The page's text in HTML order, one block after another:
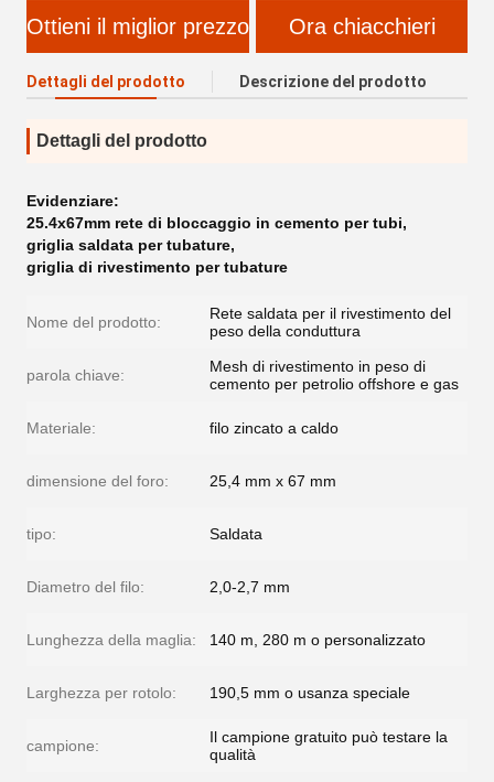
Ottieni il miglior prezzo Ora chiacchieri
Dettagli del prodotto Descrizione del prodotto
Dettagli del prodotto
Evidenziare:
25.4x67mm rete di bloccaggio in cemento per tubi,
griglia saldata per tubature,
griglia di rivestimento per tubature
Nome del prodotto:
Rete saldata per il rivestimento del
peso della conduttura
parola chiave:
Mesh di rivestimento in peso di
cemento per petrolio offshore e gas
Materiale: filo zincato a caldo
dimensione del foro: 25,4 mm x 67 mm
tipo: Saldata
Diametro del filo: 2,0-2,7 mm
Lunghezza della maglia: 140 m, 280 m o personalizzato
Larghezza per rotolo: 190,5 mm o usanza speciale
campione:
Il campione gratuito può testare la
qualità